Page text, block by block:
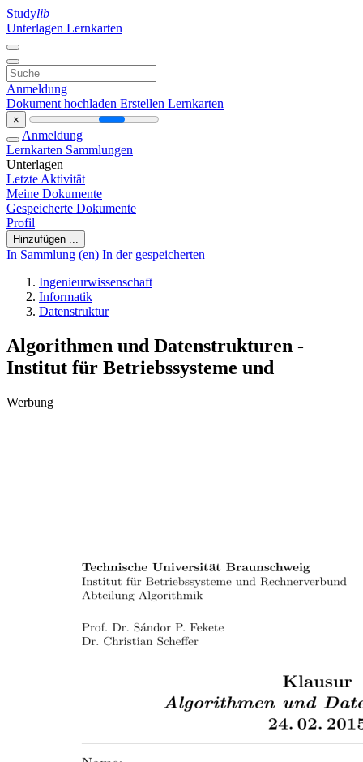
Studylib
Unterlagen Lernkarten
Anmeldung
Dokument hochladen Erstellen Lernkarten
×
Anmeldung
Lernkarten Sammlungen
Unterlagen
Letzte Aktivität
Meine Dokumente
Gespeicherte Dokumente
Profil
Hinzufügen ...
In Sammlung (en) In der gespeicherten
Ingenieurwissenschaft
Informatik
Datenstruktur
Algorithmen und Datenstrukturen -
Institut für Betriebssysteme und
Werbung